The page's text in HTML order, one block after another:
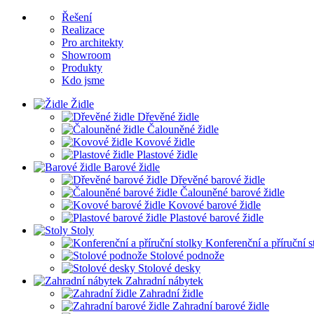
Řešení
Realizace
Pro architekty
Showroom
Produkty
Kdo jsme
Židle
Dřevěné židle
Čalouněné židle
Kovové židle
Plastové židle
Barové židle
Dřevěné barové židle
Čalouněné barové židle
Kovové barové židle
Plastové barové židle
Stoly
Konferenční a příruční
Stolové podnože
Stolové desky
Zahradní nábytek
Zahradní židle
Zahradní barové židle